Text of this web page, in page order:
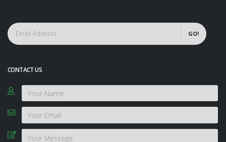
GO!
CONTACT US